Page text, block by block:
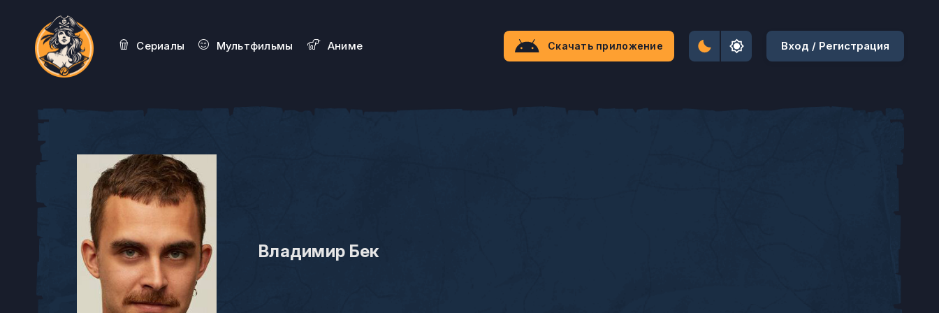
Сериалы Мультфильмы Aниме Скачать приложение Вход / Регистрация
Владимир Бек